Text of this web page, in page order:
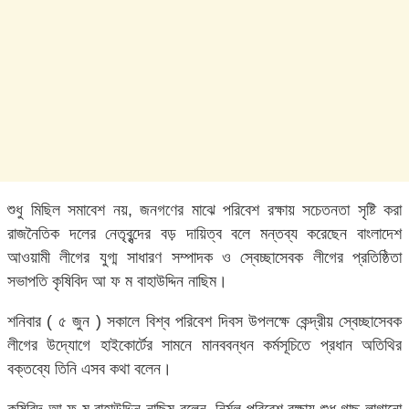
শুধু মিছিল সমাবেশ নয়, জনগণের মাঝে পরিবেশ রক্ষায় সচেতনতা সৃষ্টি করা
রাজনৈতিক দলের নেতৃবৃন্দের বড় দায়িত্ব বলে মন্তব্য করেছেন বাংলাদেশ
আওয়ামী লীগের যুগ্ম সাধারণ সম্পাদক ও স্বেচ্ছাসেবক লীগের প্রতিষ্ঠিতা
সভাপতি কৃষিবিদ আ ফ ম বাহাউদ্দিন নাছিম।
শনিবার ( ৫ জুন ) সকালে বিশ্ব পরিবেশ দিবস উপলক্ষে কেন্দ্রীয় স্বেচ্ছাসেবক
লীগের উদ্যোগে হাইকোর্টের সামনে মানববন্ধন কর্মসূচিতে প্রধান অতিথির
বক্তব্যে তিনি এসব কথা বলেন।